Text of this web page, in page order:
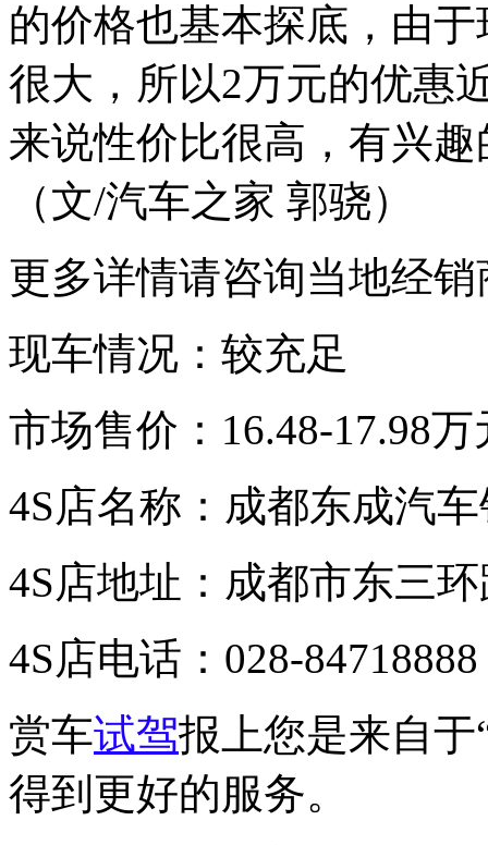
的价格也基本探底，由
很大，所以2万元的优惠
来说性价比很高，有兴
（文/汽车之家 郭骁）
更多详情请咨询当地经销
现车情况：较充足
市场售价：16.48-17.98万
4S店名称：成都东成汽
4S店地址：成都市东三
4S店电话：028-84718888
赏车试驾报上您是来自
得到更好的服务。